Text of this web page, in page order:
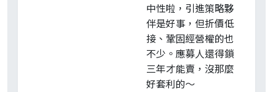
中性啦，引進策略夥
伴是好事，但折價低
接、鞏固經營權的也
不少。應募人還得鎖
三年才能賣，沒那麼
好套利的～